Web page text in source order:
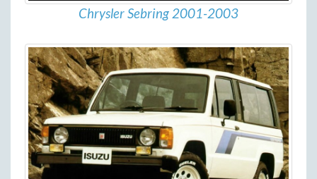
Chrysler Sebring 2001-2003